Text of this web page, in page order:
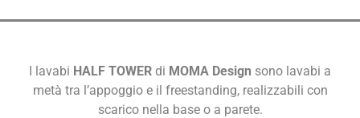
I lavabi HALF TOWER di MOMA Design sono lavabi a
metà tra l’appoggio e il freestanding, realizzabili con
scarico nella base o a parete.